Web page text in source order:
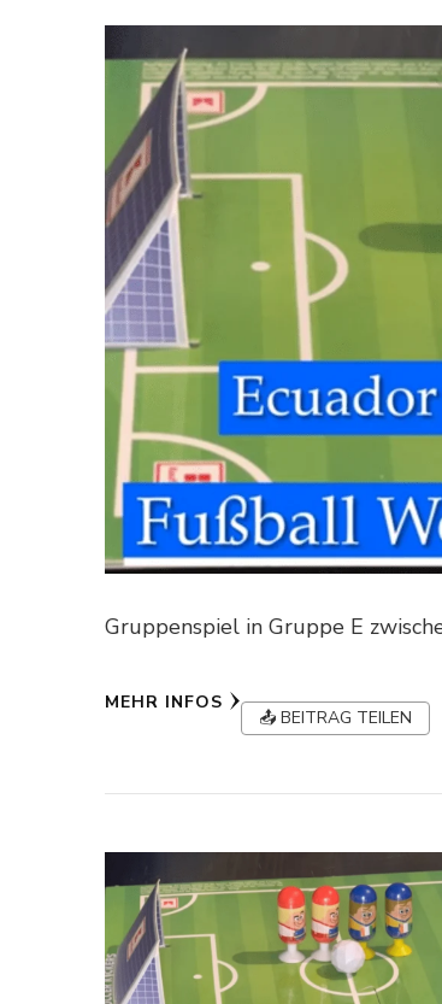
Gruppenspiel in Gruppe E
MEHR INFOS
📤 BEITRAG TEILEN